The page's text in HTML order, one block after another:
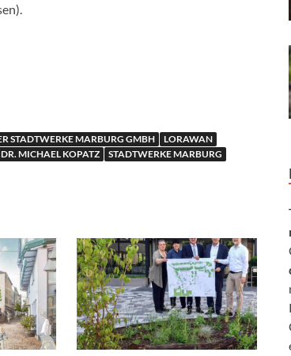
STADTWERKE MARBURG GMBH
LORAWAN
MICHAEL KOPATZ STADTWERKE MARBURG